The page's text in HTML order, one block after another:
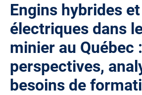
Engins hybrides et
électriques dans
minier au Québec :
perspectives,
besoins de